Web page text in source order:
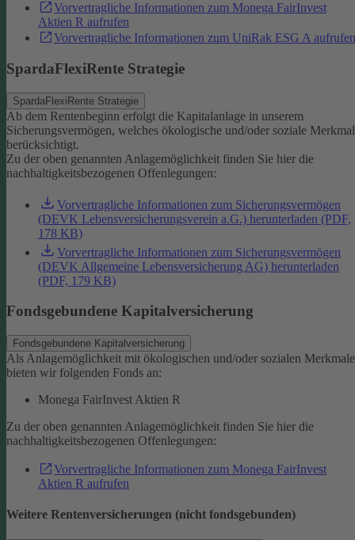
Vorvertragliche Informationen zum Monega FairInvest
Aktien R aufrufen
Vorvertragliche Informationen zum UniRak ESG A aufrufen
SpardaFlexiRente Strategie
SpardaFlexiRente Strategie
Ab dem Rentenbeginn erfolgt die Kapitalanlage in unserem
Sicherungsvermögen, welches ökologische und/oder soziale
berücksichtigt.
Zu der oben genannten Anlagemöglichkeit finden Sie hier die
nachhaltigkeitsbezogenen Offenlegungen:
Vorvertragliche Informationen zum Sicherungsvermögen
(DEVK Lebensversicherungsverein a.G.) herunterladen (PDF,
178 KB)
Vorvertragliche Informationen zum Sicherungsvermögen
(DEVK Allgemeine Lebensversicherung AG) herunterladen
(PDF, 179 KB)
Fondsgebundene Kapitalversicherung
Fondsgebundene Kapitalversicherung
Als Anlagemöglichkeit mit ökologischen und/oder sozialen
bieten wir folgenden Fonds an:
Monega FairInvest Aktien R
Zu der oben genannten Anlagemöglichkeit finden Sie hier die
nachhaltigkeitsbezogenen Offenlegungen:
Vorvertragliche Informationen zum Monega FairInvest
Aktien R aufrufen
Weitere Rentenversicherungen (nicht fondsgebunden)